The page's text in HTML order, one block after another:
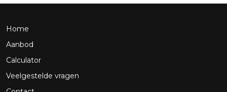
Home
Aanbod
Calculator
Veelgestelde vragen